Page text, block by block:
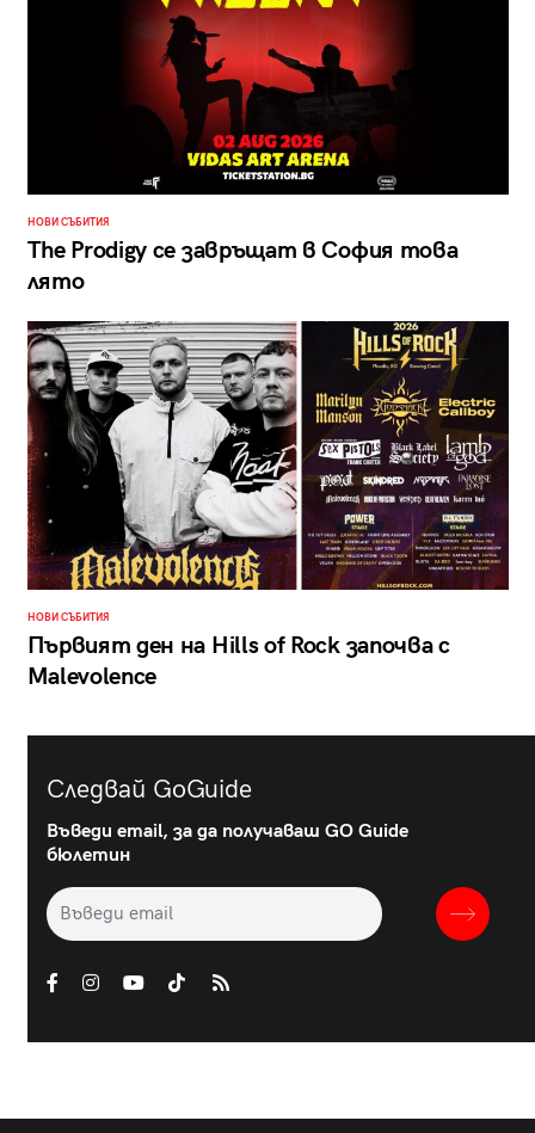
НОВИ СЪБИТИЯ
The Prodigy се завръщат в София това
лято
НОВИ СЪБИТИЯ
Първият ден на Hills of Rock започва с
Malevolence
Следвай GoGuide
Въведи email, за да получаваш GO Guide
бюлетин